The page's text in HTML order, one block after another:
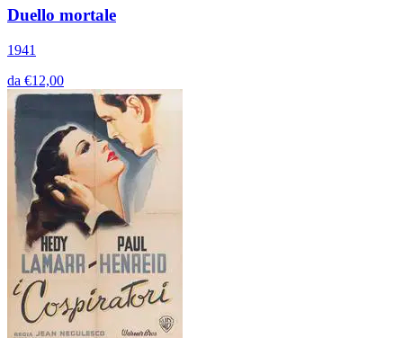
Duello mortale
1941
da €12,00